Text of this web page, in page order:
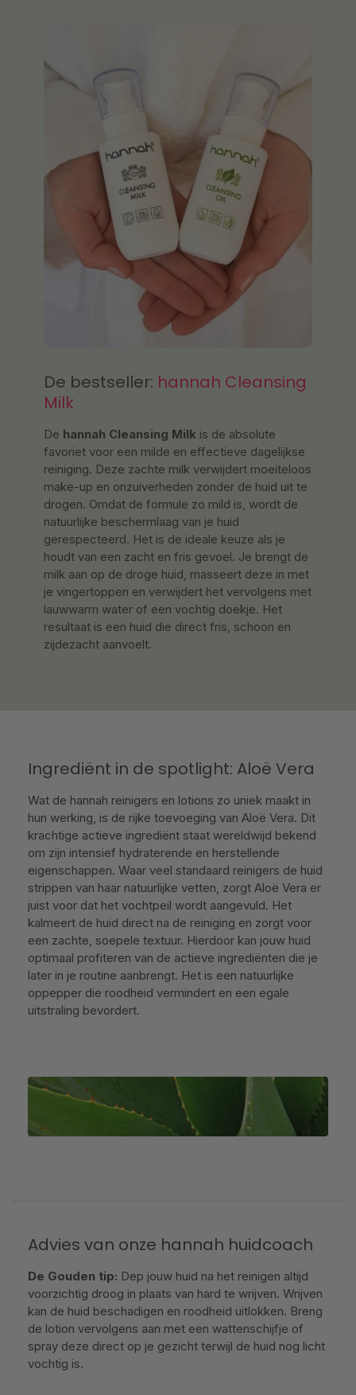
De bestseller: hannah Cleansing
Milk
De hannah Cleansing Milk is de absolute
favoriet voor een milde en effectieve dagelijkse
reiniging. Deze zachte milk verwijdert moeiteloos
make-up en onzuiverheden zonder de huid uit te
drogen. Omdat de formule zo mild is, wordt de
natuurlijke beschermlaag van je huid
gerespecteerd. Het is de ideale keuze als je
houdt van een zacht en fris gevoel. Je brengt de
milk aan op de droge huid, masseert deze in met
je vingertoppen en verwijdert het vervolgens met
lauwwarm water of een vochtig doekje. Het
resultaat is een huid die direct fris, schoon en
zijdezacht aanvoelt.
Ingrediënt in de spotlight: Aloë Vera
Wat de hannah reinigers en lotions zo uniek maakt in
hun werking, is de rijke toevoeging van Aloë Vera. Dit
krachtige actieve ingrediënt staat wereldwijd bekend
om zijn intensief hydraterende en herstellende
eigenschappen. Waar veel standaard reinigers de huid
strippen van haar natuurlijke vetten, zorgt Aloë Vera er
juist voor dat het vochtpeil wordt aangevuld. Het
kalmeert de huid direct na de reiniging en zorgt voor
een zachte, soepele textuur. Hierdoor kan jouw huid
optimaal profiteren van de actieve ingrediënten die je
later in je routine aanbrengt. Het is een natuurlijke
oppepper die roodheid vermindert en een egale
uitstraling bevordert.
Advies van onze hannah huidcoach
De Gouden tip: Dep jouw huid na het reinigen altijd
voorzichtig droog in plaats van hard te wrijven. Wrijven
kan de huid beschadigen en roodheid uitlokken. Breng
de lotion vervolgens aan met een wattenschijfje of
spray deze direct op je gezicht terwijl de huid nog licht
vochtig is.